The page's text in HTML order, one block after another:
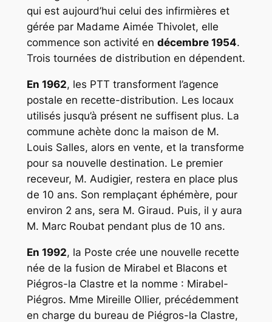
qui est aujourd’hui celui des infirmières et
gérée par Madame Aimée Thivolet, elle
commence son activité en décembre 1954.
Trois tournées de distribution en dépendent.
En 1962, les PTT transforment l’agence
postale en recette-distribution. Les locaux
utilisés jusqu’à présent ne suffisent plus. La
commune achète donc la maison de M.
Louis Salles, alors en vente, et la transforme
pour sa nouvelle destination. Le premier
receveur, M. Audigier, restera en place plus
de 10 ans. Son remplaçant éphémère, pour
environ 2 ans, sera M. Giraud. Puis, il y aura
M. Marc Roubat pendant plus de 10 ans.
En 1992, la Poste crée une nouvelle recette
née de la fusion de Mirabel et Blacons et
Piégros-la Clastre et la nomme : Mirabel-
Piégros. Mme Mireille Ollier, précédemment
en charge du bureau de Piégros-la Clastre,